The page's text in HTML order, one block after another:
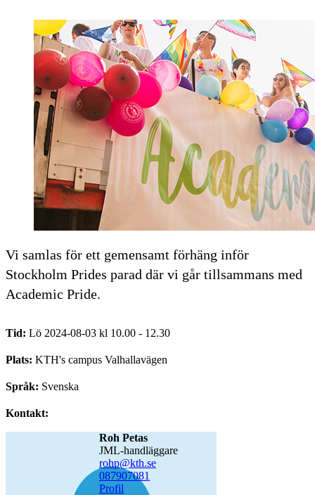
Vi samlas för ett gemensamt förhäng inför
Stockholm Prides parad där vi går tillsammans med
Academic Pride.
Tid: Lö 2024-08-03 kl 10.00 - 12.30
Plats: KTH's campus Valhallavägen
Språk: Svenska
Kontakt:
Roh Petas
JML-handläggare
rohp@kth.se
087907081
Profil